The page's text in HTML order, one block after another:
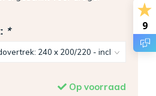
*
Op voorraad
9